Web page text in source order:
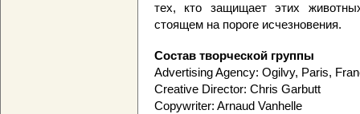
тех, кто защищает этих
стоящем на пороге исчезновения.
Состав творческой группы
Advertising Agency: Ogilvy, Paris,
Creative Director: Chris Garbutt
Copywriter: Arnaud Vanhelle